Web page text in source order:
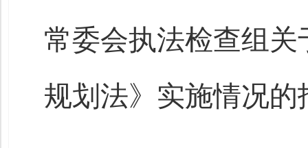
常委会执法检查组
规划法》实施情况的